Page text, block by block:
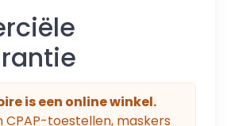
is een online winkel.
CPAP-toestellen, maskers